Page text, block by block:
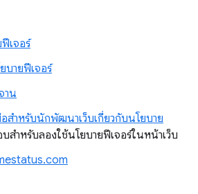
เจอร์
บายฟีเจอร์
าน
สำหรับนักพัฒนาเว็บเกี่ยวกับนโยบาย
สำหรับลองใช้นโยบายฟีเจอร์ในหน้าเว็บ